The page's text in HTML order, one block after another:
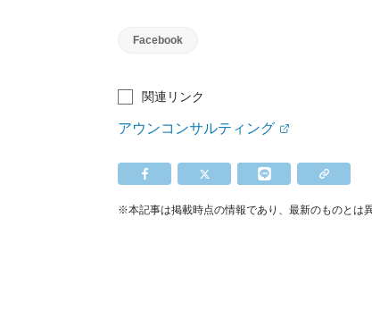
Facebook
関連リンク
アウンコンサルティング
※本記事は掲載時点の情報であり、最新のものとは